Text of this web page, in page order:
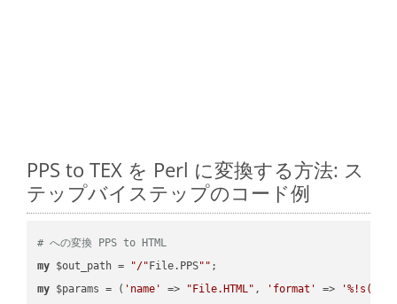
PPS to TEX を Perl に変換する方法: ス
テップバイステップのコード例
# への変換 PPS to HTML
my $out_path = "/" File.PPS""
my $params = ( 'name' => "File.HTML" , 'format' =>